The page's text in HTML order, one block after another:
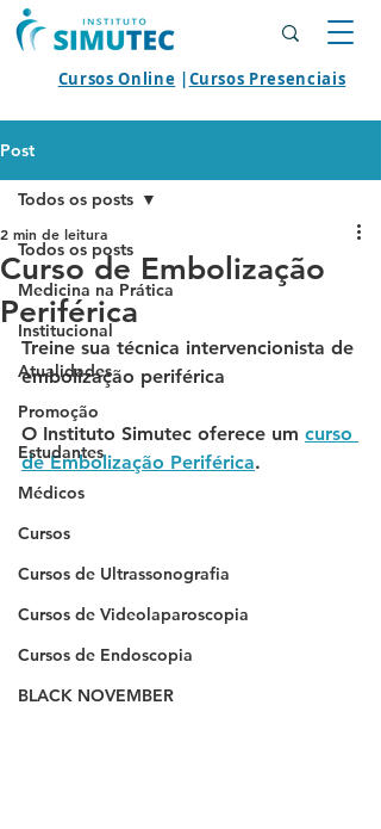
Cursos Online |Cursos Presenciais
Post
Todos os posts
Medicina na Prática
Institucional
Atualidades
Promoção
Estudantes
Médicos
Cursos
Cursos de Ultrassonografia
Cursos de Videolaparoscopia
Cursos de Endoscopia
BLACK NOVEMBER
Todos os posts
Curso de Embolização
Periférica
2 min de leitura
Treine sua técnica intervencionista de
embolização periférica
O Instituto Simutec oferece um curso
de Embolização Periférica.